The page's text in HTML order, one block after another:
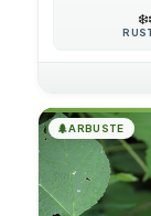
❄️
🌲ARBUSTE